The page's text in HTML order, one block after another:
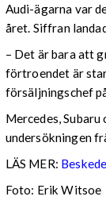
Audi-ägarna var
året. Siffran
– Det är bara att
förtroendet är
försäljningschef
Mercedes,
undersökningen
LÄS MER:
Foto: Erik Witsoe